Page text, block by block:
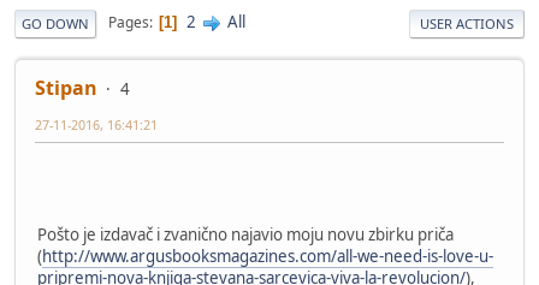
GO DOWN Pages 1 2 All USER ACTIONS
Stipan 4
27-11-2016, 16:41:21
Pošto je izdavač i zvanično najavio moju novu zbirku priča
(http://www.argusbooksmagazines.com/all-we-need-is-love-u-
pripremi-nova-knjiga-stevana-sarcevica-viva-la-revolucion/),